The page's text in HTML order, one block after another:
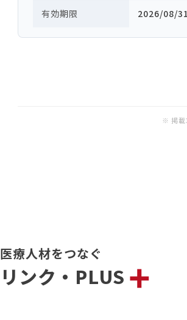
有効期限 2026/08/
※ 掲載
医療人材をつなぐ
リンク・PLUS